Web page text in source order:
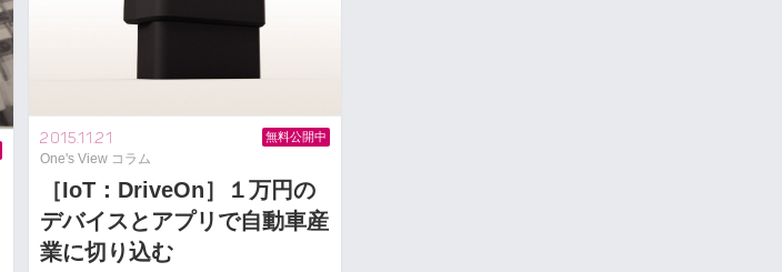
2015.11.21
One's View コラム
［IoT：DriveOn］１万円の
デバイスとアプリで自動車産
業に切り込む
無料公開中